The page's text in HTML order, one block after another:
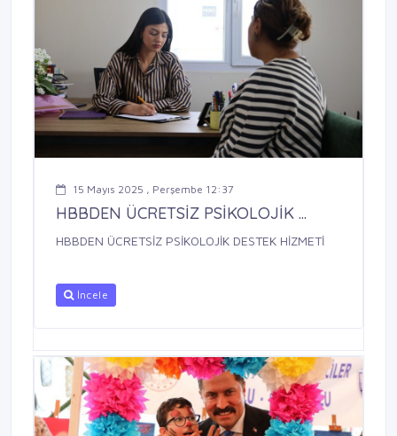
15 Mayıs 2025 , Perşembe 12:37
HBBDEN ÜCRETSİZ PSİKOLOJİK ...
HBBDEN ÜCRETSİZ PSİKOLOJİK DESTEK HİZMETİ
İncele